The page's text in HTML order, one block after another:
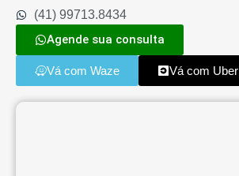
(41) 99713.8434
Agende sua consulta
Vá com Waze Vá com Uber